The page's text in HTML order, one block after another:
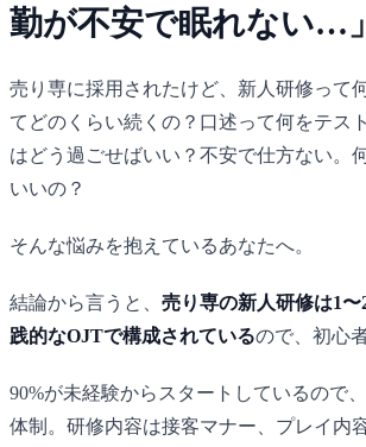
勤が不安で眠れない…」
売り専に採用されたけど、新人研修って
てどのくらい続くの？口述って何をテス
はどう過ごせばいい？不安で仕方ない。
いいの？
そんな悩みを抱えているあなたへ。
結論から言うと、 売り専の新人研修は1
践的なOJTで構成されているので、初心
90%が未経験からスタートしているので
体制。研修内容は接客マナー、プレイ内